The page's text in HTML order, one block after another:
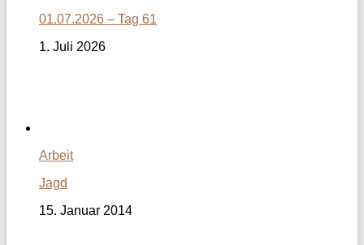
01.07.2026 – Tag 61
1. Juli 2026
Arbeit
Jagd
15. Januar 2014